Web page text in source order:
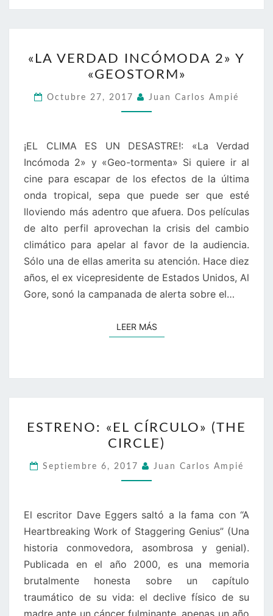
VERDAD
INCÓMODA
2»
Y
«LA VERDAD INCÓMODA 2» Y
«GEOSTORM»
Octubre 27, 2017 Juan Carlos Ampié
¡EL CLIMA ES UN DESASTRE!: «La Verdad
Incómoda 2» y «Geo-tormenta» Si quiere ir al
cine para escapar de los efectos de la última
onda tropical, sepa que puede ser que esté
lloviendo más adentro que afuera. Dos películas
de alto perfil aprovechan la crisis del cambio
climático para apelar al favor de la audiencia.
Sólo una de ellas amerita su atención. Hace diez
años, el ex vicepresidente de Estados Unidos, Al
Gore, sonó la campanada de alerta sobre el…
LEER MÁSLEER MÁS
«EL
CÍRCULO»
(THE
CIRCLE)
ESTRENO: «EL CÍRCULO» (THE
CIRCLE)
Septiembre 6, 2017 Juan Carlos Ampié
El escritor Dave Eggers saltó a la fama con “A
Heartbreaking Work of Staggering Genius” (Una
historia conmovedora, asombrosa y genial).
Publicada en el año 2000, es una memoria
brutalmente honesta sobre un capítulo
traumático de su vida: el declive físico de su